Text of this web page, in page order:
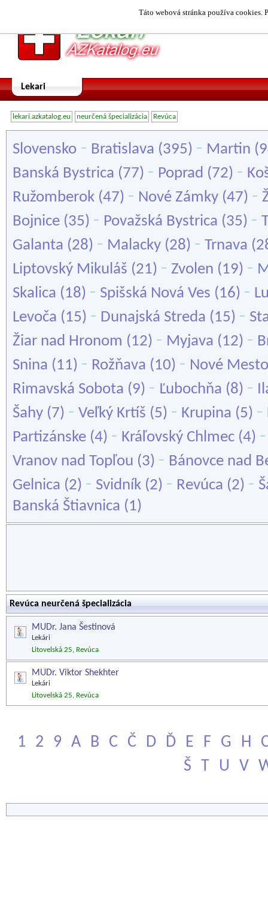
Táto webová stránka používa cookies.
Lekari
lekari.azkatalog.eu neurčená špecializácia Revúca
Slovensko - Bratislava (395) - Martin
Banská Bystrica (77) - Poprad (72) -
Ružomberok (47) - Nové Zámky (47) -
Bojnice (35) - Považská Bystrica (35) -
Galanta (28) - Malacky (28) - Trnava
Liptovský Mikuláš (21) - Zvolen (19) -
Skalica (18) - Spišská Nová Ves (16) -
Levoča (15) - Dunajská Streda (15) -
Žiar nad Hronom (12) - Myjava (12) -
Snina (11) - Rožňava (10) - Nové
Rimavská Sobota (9) - Ľubochňa (8) -
Šahy (7) - Veľký Krtíš (5) - Krupina (5) -
Partizánske (4) - Kráľovský Chlmec (4)
Vranov nad Topľou (3) - Bánovce nad
Gelnica (2) - Svidník (2) - Revúca (2) -
Banská Štiavnica (1)
Revúca neurčená špecializácia
MUDr. Jana Šestinová
Lekári
Litovelská 25, Revúca
MUDr. Viktor Shekhter
Lekári
Litovelská 25, Revúca
1 2 9 A B C Č D Ď E F G H
Š
T U V